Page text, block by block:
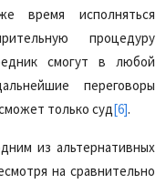
время исполняться
процедуру
смогут в любой
переговоры
только суд[6].
из альтернативных
на сравнительно